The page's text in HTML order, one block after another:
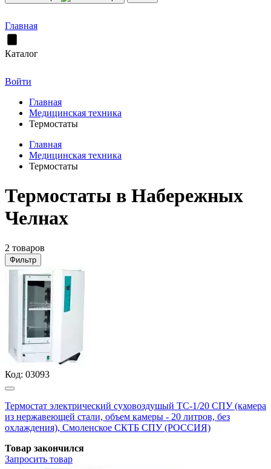
Главная
Каталог
Войти
Главная
Медицинская техника
Термостаты
Главная
Медицинская техника
Термостаты
Термостаты в Набережных
Челнах
2 товаров
Фильтр
Код: 03093
Термостат электрический суховоздушый ТС-1/20 СПУ (камера
из нержавеющей стали, объем камеры - 20 литров, без
охлаждения), Смоленское СКТБ СПУ (РОССИЯ)
Товар закончился
Запросить товар